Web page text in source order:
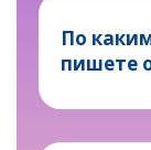
По
пишете